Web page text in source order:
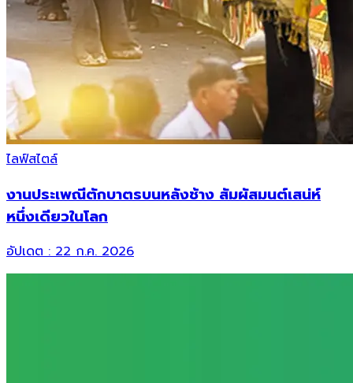
ไลฟ์สไตล์
งานประเพณีตักบาตรบนหลังช้าง สัมผัสมนต์เสน่ห์
หนึ่งเดียวในโลก
อัปเดต :22 ก.ค. 2026